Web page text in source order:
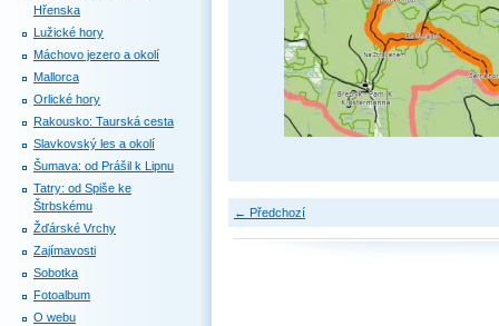
← Předchozí
Hřenska
Lužické hory
Máchovo jezero a okolí
Mallorca
Orlické hory
Rakousko: Taurská cesta
Slavkovský les a okolí
Šumava: od Prášil k Lipnu
Tatry: od Spiše ke
Štrbskému
Žďárské Vrchy
Zajímavosti
Sobotka
Fotoalbum
O webu